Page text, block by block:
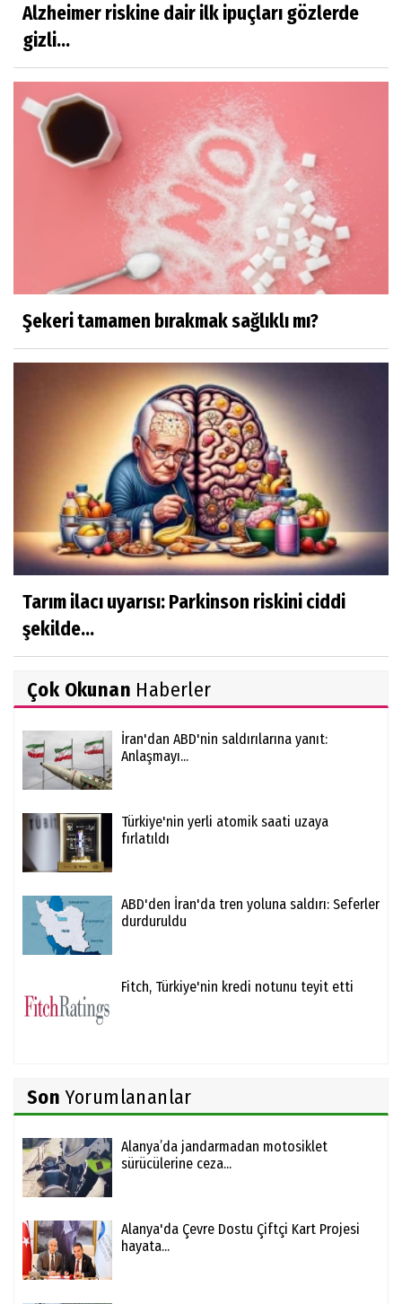
Alzheimer riskine dair ilk ipuçları gözlerde
gizli...
Şekeri tamamen bırakmak sağlıklı mı?
Tarım ilacı uyarısı: Parkinson riskini ciddi
şekilde...
Çok Okunan Haberler
İran'dan ABD'nin saldırılarına yanıt:
Anlaşmayı...
Türkiye'nin yerli atomik saati uzaya
fırlatıldı
ABD'den İran'da tren yoluna saldırı: Seferler
durduruldu
Fitch, Türkiye'nin kredi notunu teyit etti
Son Yorumlananlar
Alanya’da jandarmadan motosiklet
sürücülerine ceza...
Alanya'da Çevre Dostu Çiftçi Kart Projesi
hayata...